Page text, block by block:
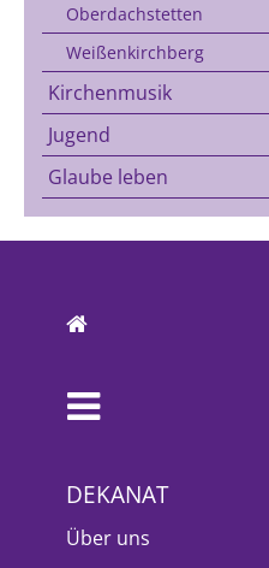
Oberdachstetten
Weißenkirchberg
Kirchenmusik
Jugend
Glaube leben
DEKANAT
Über uns